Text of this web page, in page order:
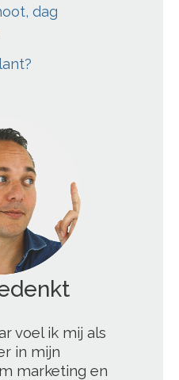
dag
';
voel ik mij als
in mijn
marketing en